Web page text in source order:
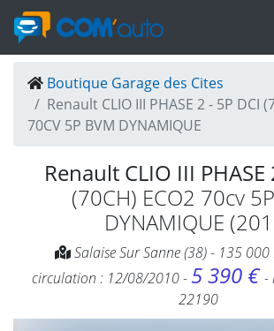
Boutique Garage des Cites
Renault CLIO III PHASE 2 - 5P DCI
70CV 5P BVM DYNAMIQUE
Renault CLIO III PHASE
(70CH) ECO2 70cv
DYNAMIQUE
Salaise Sur Sanne (38) - 135 000
circulation : 12/08/2010 - 5 390 €-
22190